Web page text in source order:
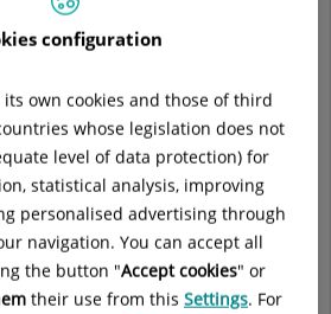
medidas previas para mejorar la
los riesgos".
configuration
own cookies and those of third
whose legislation does not
level of data protection) for
statistical analysis, improving
personalised advertising through
navigation. You can accept all
the button "Accept cookies" or
their use from this Settings. For